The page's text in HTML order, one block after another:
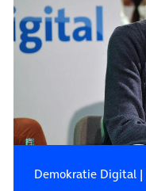
Demokratie Digital|